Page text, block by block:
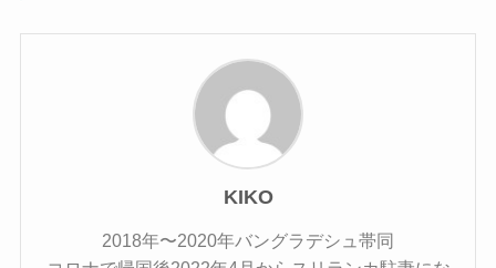
KIKO
2018年〜2020年バングラデシュ帯同